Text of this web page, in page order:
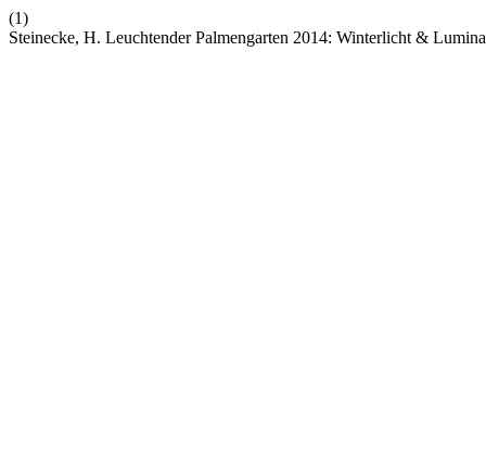
(1)
Steinecke, H. Leuchtender Palmengarten 2014: Winterlicht &